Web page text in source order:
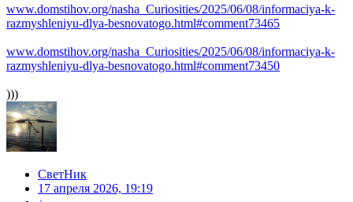
www.domstihov.org/nasha_Curiosities/2025/06/08/informaciya-k-
razmyshleniyu-dlya-besnovatogo.html#comment73465
www.domstihov.org/nasha_Curiosities/2025/06/08/informaciya-k-
razmyshleniyu-dlya-besnovatogo.html#comment73450
)))
СветНик
17 апреля 2026, 19:19